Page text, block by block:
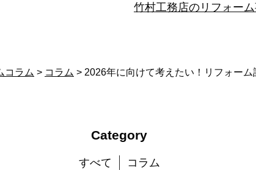
竹村工務店のリフォーム
コラム > コラム > 2026年に向けて考えたい！リフォーム
Category
すべて コラム